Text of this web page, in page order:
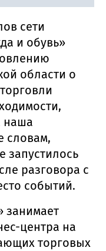
сети
и обувь»
области о
наша
словам,
запустилось
разговора с
событий.
занимает
центра на
торговых